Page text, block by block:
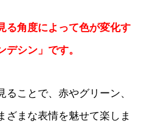
る角度によって色が変化す
シン」です。
ことで、赤やグリーン、
ざまな表情を魅せて楽しま